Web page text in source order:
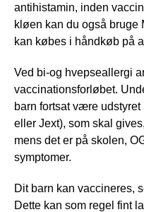
antihistamin, inden
kløen kan du også bruge
kan købes i håndkøb på
Ved bi-og hvepseallergi
vaccinationsforløbet.
barn fortsat være
eller Jext), som skal
mens det er på skolen,
symptomer.
Dit barn kan vaccineres,
Dette kan som regel fint